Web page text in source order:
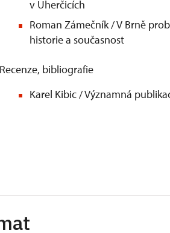
v Uherčicích
Roman Zámečník / V Brně
historie a současnost
Recenze, bibliografie
Karel Kibic / Významná